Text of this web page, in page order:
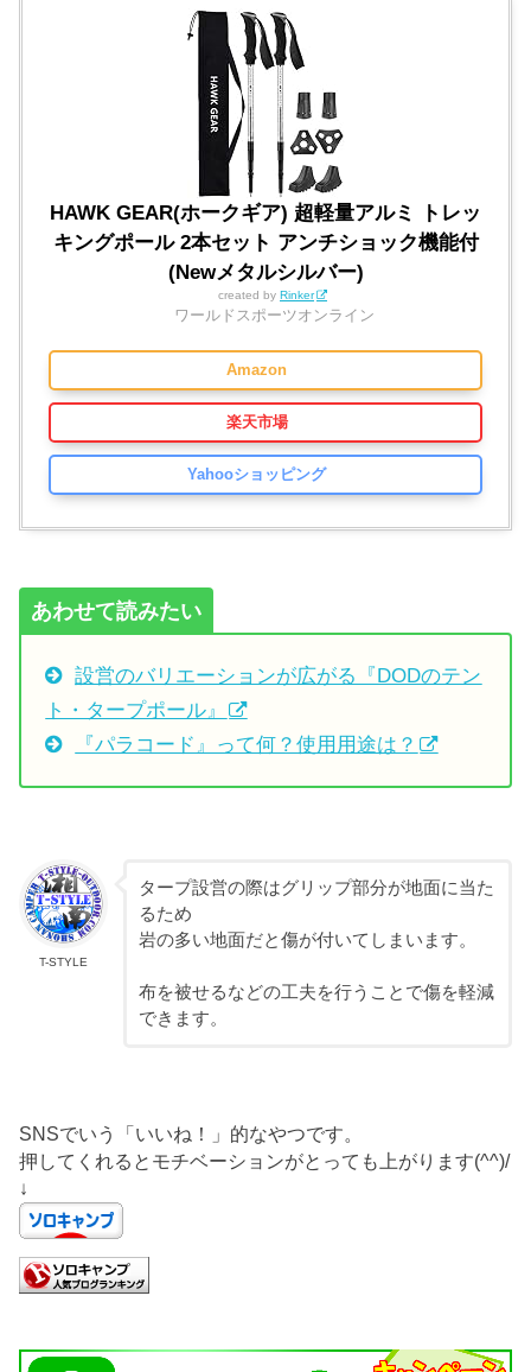
HAWK GEAR(ホークギア) 超軽量アルミ トレッ
キングポール 2本セット アンチショック機能付
(Newメタルシルバー)
created by Rinker
ワールドスポーツオンライン
Amazon
楽天市場
Yahooショッピング
あわせて読みたい
設営のバリエーションが広がる『DODのテン
ト・タープポール』
『パラコード』って何？使用用途は？
T-STYLE
タープ設営の際はグリップ部分が地面に当た
るため
岩の多い地面だと傷が付いてしまいます。
布を被せるなどの工夫を行うことで傷を軽減
できます。
SNSでいう「いいね！」的なやつです。
押してくれるとモチベーションがとっても上がります(^^)/
↓